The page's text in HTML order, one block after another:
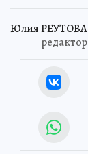
Юлия РЕУТОВА
редактор